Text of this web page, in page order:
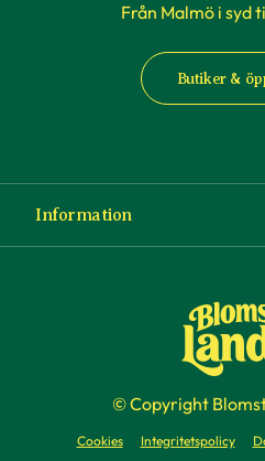
Från Malmö i syd
Butiker &
Information
Köp- och leveransvillkor
Företag
© Copyright
Cookies Integritetspolicy